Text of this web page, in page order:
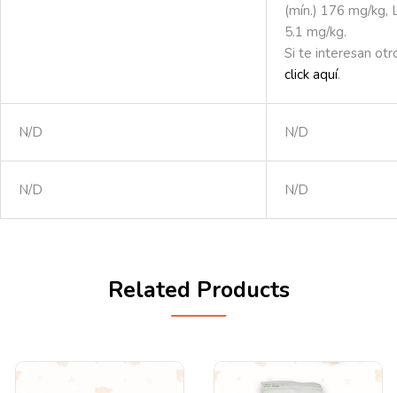
(mín.) 176 mg/kg,
5.1 mg/kg.
Si te interesan
click aquí.
N/D N/D
N/D N/D
Related Products